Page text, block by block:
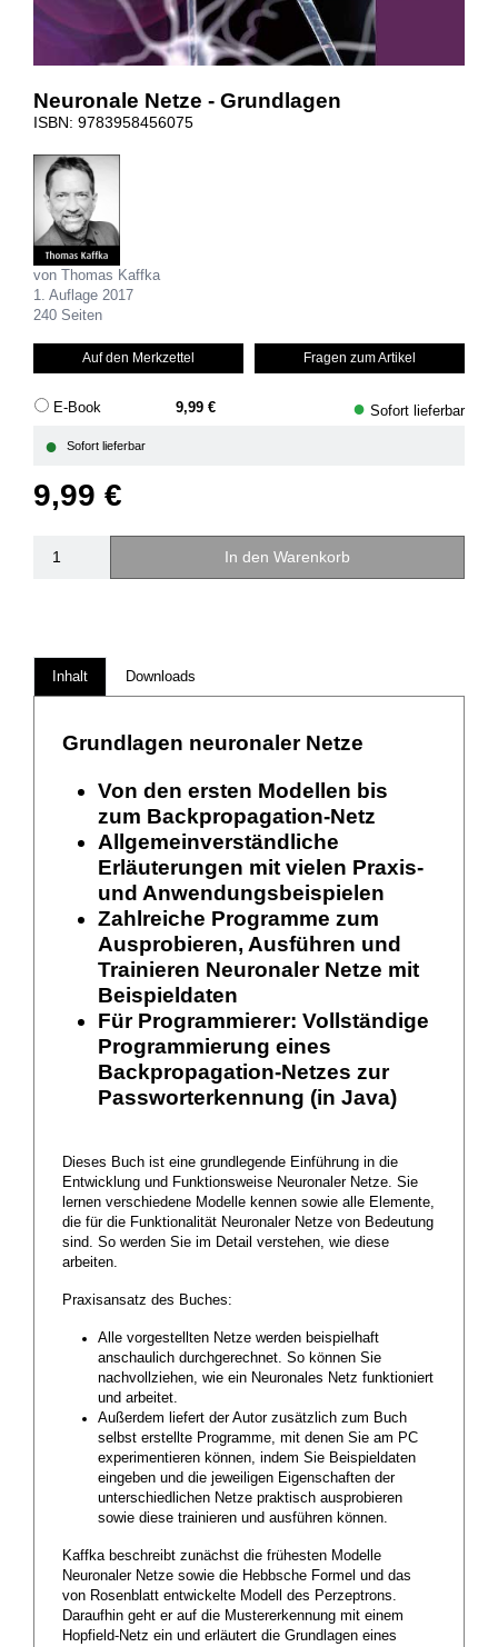
Neuronale Netze - Grundlagen
ISBN: 9783958456075
von Thomas Kaffka
1. Auflage 2017
240 Seiten
Auf den Merkzettel Fragen zum Artikel
E-Book 9,99 € ● Sofort lieferbar
● Sofort lieferbar
9,99 €
In den Warenkorb
Inhalt Downloads
Grundlagen neuronaler Netze
Von den ersten Modellen bis
zum Backpropagation-Netz
Allgemeinverständliche
Erläuterungen mit vielen Praxis-
und Anwendungsbeispielen
Zahlreiche Programme zum
Ausprobieren, Ausführen und
Trainieren Neuronaler Netze mit
Beispieldaten
Für Programmierer: Vollständige
Programmierung eines
Backpropagation-Netzes zur
Passworterkennung (in Java)
Dieses Buch ist eine grundlegende Einführung in die
Entwicklung und Funktionsweise Neuronaler Netze. Sie
lernen verschiedene Modelle kennen sowie alle Elemente,
die für die Funktionalität Neuronaler Netze von Bedeutung
sind. So werden Sie im Detail verstehen, wie diese
arbeiten.
Praxisansatz des Buches:
Alle vorgestellten Netze werden beispielhaft
anschaulich durchgerechnet. So können Sie
nachvollziehen, wie ein Neuronales Netz funktioniert
und arbeitet.
Außerdem liefert der Autor zusätzlich zum Buch
selbst erstellte Programme, mit denen Sie am PC
experimentieren können, indem Sie Beispieldaten
eingeben und die jeweiligen Eigenschaften der
unterschiedlichen Netze praktisch ausprobieren
sowie diese trainieren und ausführen können.
Kaffka beschreibt zunächst die frühesten Modelle
Neuronaler Netze sowie die Hebbsche Formel und das
von Rosenblatt entwickelte Modell des Perzeptrons.
Daraufhin geht er auf die Mustererkennung mit einem
Hopfield-Netz ein und erläutert die Grundlagen eines